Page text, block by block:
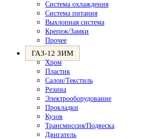
Система охлаждения
Система питания
Выхлопная система
Крепеж/Замки
Прочее
ГАЗ-12 ЗИМ
Хром
Пластик
Салон/Текстиль
Резина
Электрооборудование
Прокладки
Кузов
Трансмиссия/Подвеска
Двигатель